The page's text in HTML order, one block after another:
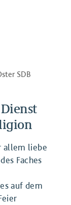
SDB
allem liebe
Faches
auf dem